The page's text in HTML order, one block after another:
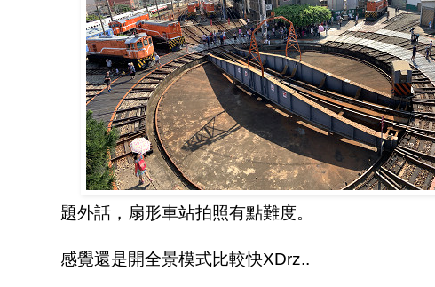
題外話，扇形車站拍照有點難度。
感覺還是開全景模式比較快XDrz..